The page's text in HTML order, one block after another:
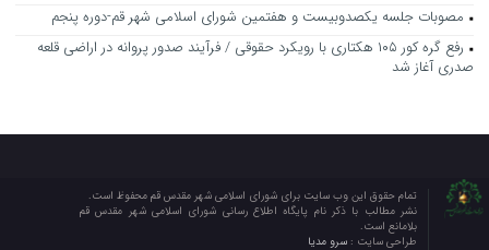
مصوبات جلسه یکصدوبیست و هفتمین شورای اسلامی شهر قم-دوره پنجم
رفع گره کور ۱۰۵ هکتاری با رویکرد حقوقی / فرآیند صدور پروانه در اراضی قلعه
صدری آغاز شد
تمام حقوق این وب سایت برای شورای اسلامی شهر مقدس قم محفوظ است.
نشر مطالب با ذکر نام پایگاه اطلاع رسانی شورای اسلامی شهر مقدس قم
بلامانع است.
طراحی سایت : سرو مدیا